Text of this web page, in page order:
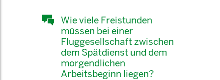
Wie viele Freistunden
müssen bei einer
Fluggesellschaft zwischen
dem Spätdienst und dem
morgendlichen
Arbeitsbeginn liegen?